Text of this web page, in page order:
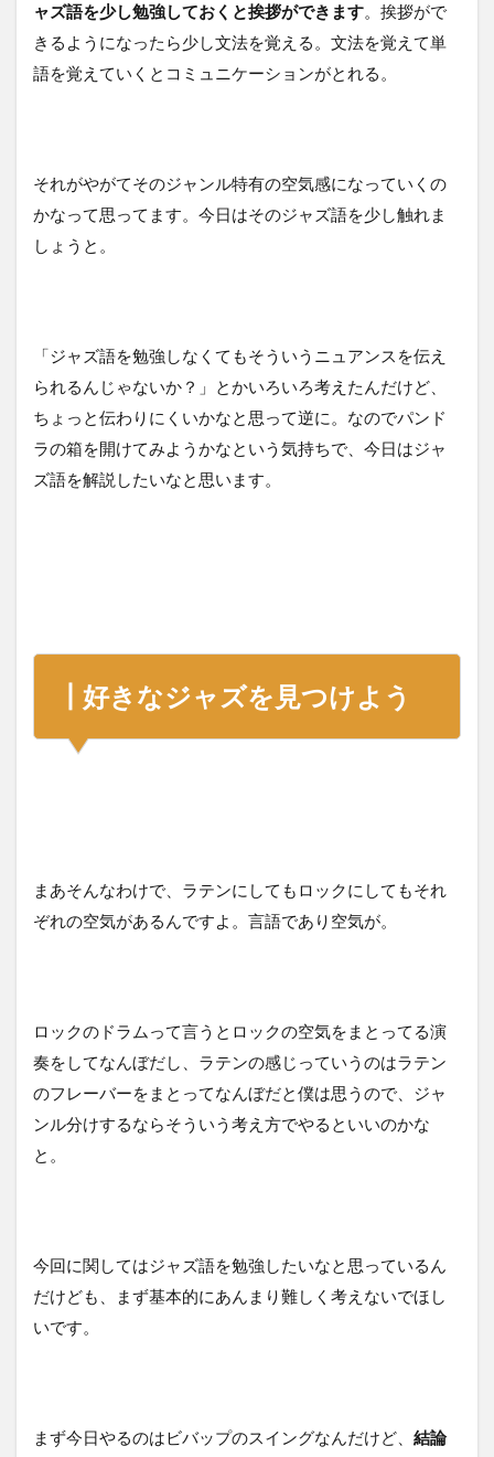
ャズ語を少し勉強しておくと挨拶ができます。挨拶がで
きるようになったら少し文法を覚える。文法を覚えて単
語を覚えていくとコミュニケーションがとれる。
それがやがてそのジャンル特有の空気感になっていくの
かなって思ってます。今日はそのジャズ語を少し触れま
しょうと。
「ジャズ語を勉強しなくてもそういうニュアンスを伝え
られるんじゃないか？」とかいろいろ考えたんだけど、
ちょっと伝わりにくいかなと思って逆に。なのでパンド
ラの箱を開けてみようかなという気持ちで、今日はジャ
ズ語を解説したいなと思います。
┃好きなジャズを見つけよう
まあそんなわけで、ラテンにしてもロックにしてもそれ
ぞれの空気があるんですよ。言語であり空気が。
ロックのドラムって言うとロックの空気をまとってる演
奏をしてなんぼだし、ラテンの感じっていうのはラテン
のフレーバーをまとってなんぼだと僕は思うので、ジャ
ンル分けするならそういう考え方でやるといいのかな
と。
今回に関してはジャズ語を勉強したいなと思っているん
だけども、まず基本的にあんまり難しく考えないでほし
いです。
まず今日やるのはビバップのスイングなんだけど、 結論